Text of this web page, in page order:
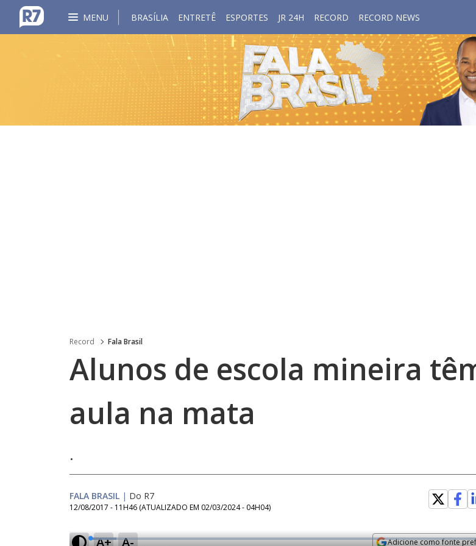
MENU BRASÍLIA ENTRETÊ ESPORTES JR 24H RECORD RECORD NEWS
Record Fala Brasil
Alunos de escola mineira
aula na mata
.
FALA BRASIL | Do R7
12/08/2017 - 11H46 (ATUALIZADO EM 02/03/2024 - 04H04)
A+ A- Adicione como fonte
L